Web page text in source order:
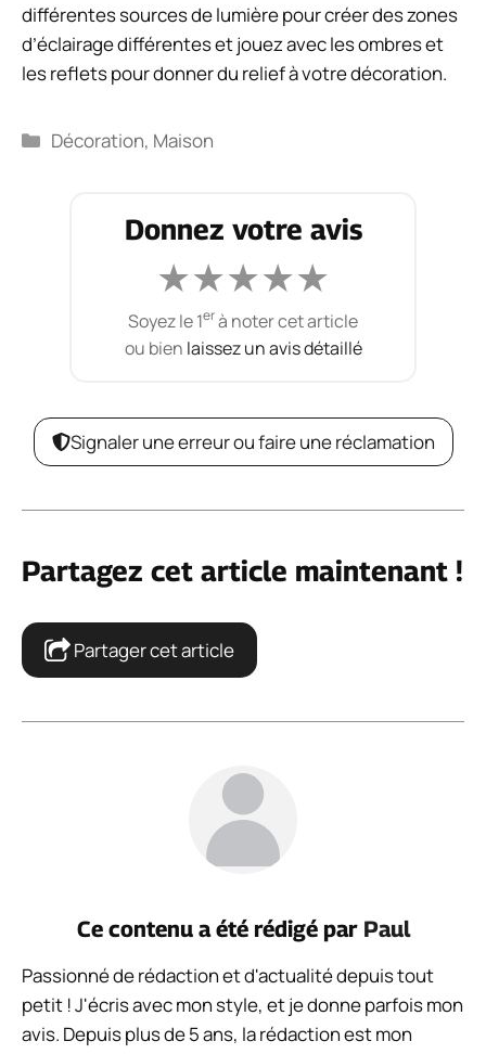
différentes sources de lumière pour créer des zones
d’éclairage différentes et jouez avec les ombres et
les reflets pour donner du relief à votre décoration.
Catégories
Décoration, Maison
Donnez votre avis
★★★★★
Soyez le 1erà noter cet article
ou bien laissez un avis détaillé
Signaler une erreur ou faire une réclamation
Partagez cet article maintenant !
Partager cet article
Ce contenu a été rédigé par Paul
Passionné de rédaction et d'actualité depuis tout
petit ! J'écris avec mon style, et je donne parfois mon
avis. Depuis plus de 5 ans, la rédaction est mon